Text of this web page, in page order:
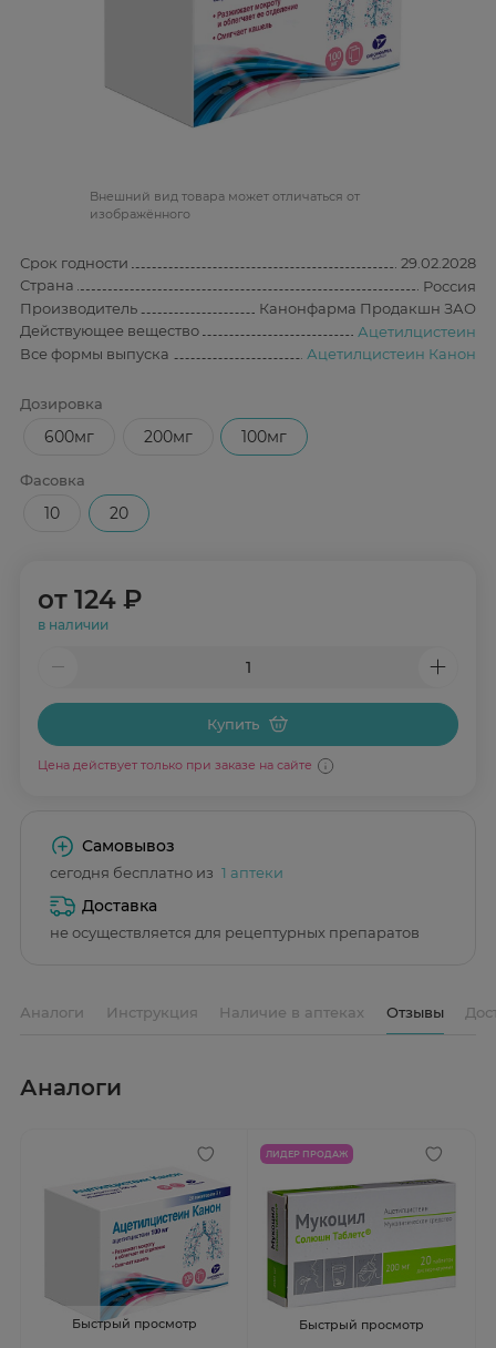
Bнешний вид товара может отличаться от
изображённого
Срок годности
29.02.2028
Страна
Россия
Производитель
Канонфарма Продакшн ЗАО
Действующее вещество
Ацетилцистеин
Все формы выпуска
Ацетилцистеин Канон
Дозировка
600мг 200мг 100мг
Фасовка
10 20
от 124 ₽
в наличии
Купить
Цена действует только при заказе на сайте
Самовывоз
сегодня бесплатно из 1 аптеки
Доставка
не осуществляется для рецептурных препаратов
Аналоги Инструкция Наличие в аптеках Отзывы
Аналоги
Быстрый просмотр
ЛИДЕР ПРОДАЖ
Быстрый просмотр